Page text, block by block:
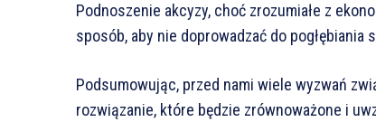
Podnoszenie akcyzy, choć zrozumiałe z
sposób, aby nie doprowadzać do
Podsumowując, przed nami wiele wyzwań
rozwiązanie, które będzie zrównoważone i